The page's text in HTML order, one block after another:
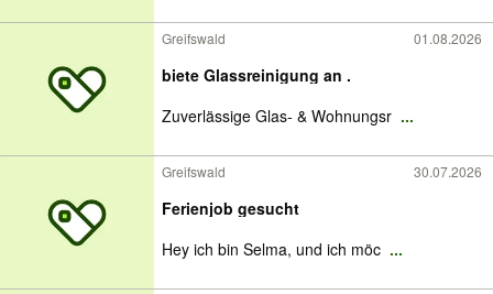
Greifswald 01.08.2026
biete Glassreinigung an .
Zuverlässige Glas- & Wohnungsr ...
Greifswald 30.07.2026
Ferienjob gesucht
Hey ich bin Selma, und ich möc ...